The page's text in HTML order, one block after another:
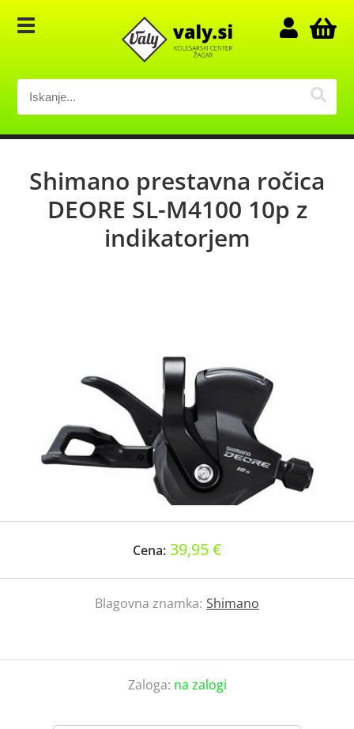
Shimano prestavna ročica
DEORE SL-M4100 10p z
indikatorjem
Cena: 39,95 €
Blagovna znamka: Shimano
Zaloga: na zalogi